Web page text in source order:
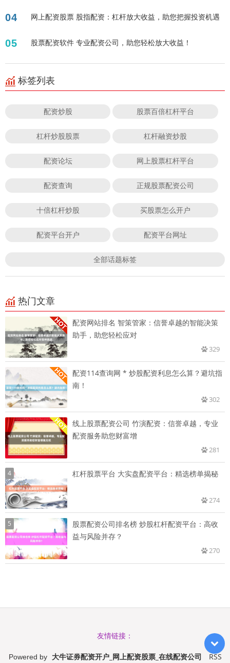
04 网上配资股票 股指配资：杠杆放大收益，助您把握投资机遇
05 股票配资软件 专业配资公司，助您轻松放大收益！
标签列表
配资炒股 股票百倍杠杆平台
杠杆炒股股票 杠杆融资炒股
配资论坛 网上股票杠杆平台
配资查询 正规股票配资公司
十倍杠杆炒股 买股票怎么开户
配资平台开户 配资平台网址
全部话题标签
热门文章
配资网站排名 智策管家：信誉卓越的智能决策
助手，助您轻松应对
329
配资114查询网 * 炒股配资利息怎么算？避坑指
南！
302
线上股票配资公司 竹演配资：信誉卓越，专业
配资服务助您财富增
281
4 杠杆股票平台 大实盘配资平台：精选榜单揭秘
274
5
股票配资公司排名榜 炒股杠杆配资平台：高收
益与风险并存？
270
友情链接：
Powered by 大牛证券配资开户_网上配资股票_在线配资公司 RSS